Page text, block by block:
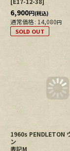
1970s PENDLETON
フ柄ウールセーター
表記XL
[E17-12-38]
6,900円